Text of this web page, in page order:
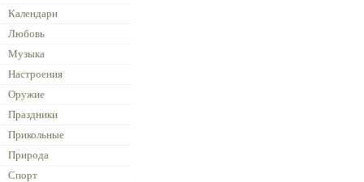
Календари
Любовь
Музыка
Настроения
Оружие
Праздники
Прикольные
Природа
Спорт